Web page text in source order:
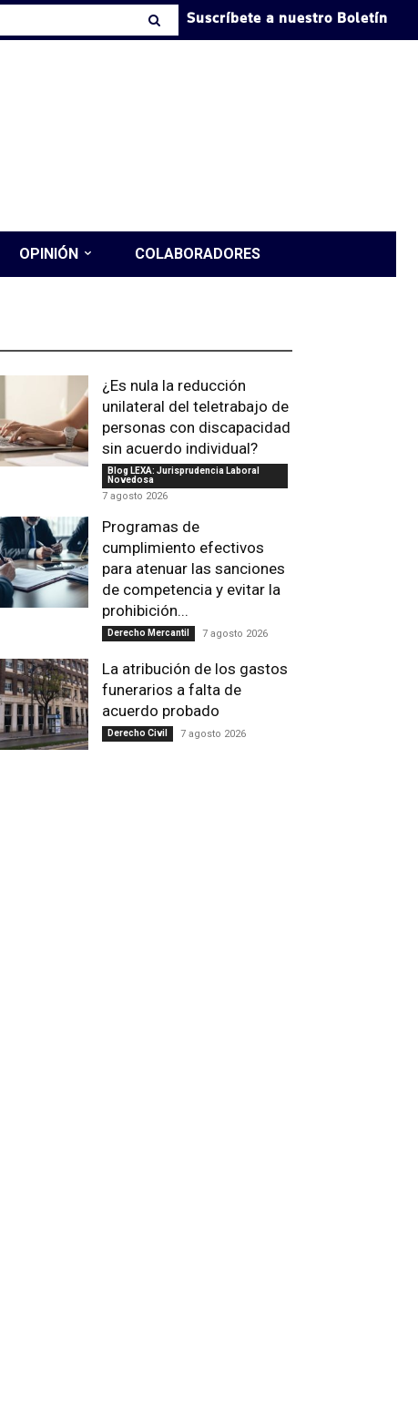
Suscríbete a nuestro Boletín
OPINIÓN COLABORADORES
¿Es nula la reducción
unilateral del teletrabajo de
personas con discapacidad
sin acuerdo individual?
Blog LEXA: Jurisprudencia Laboral
Novedosa
7 agosto 2026
Programas de
cumplimiento efectivos
para atenuar las sanciones
de competencia y evitar la
prohibición...
Derecho Mercantil 7 agosto 2026
La atribución de los gastos
funerarios a falta de
acuerdo probado
Derecho Civil 7 agosto 2026